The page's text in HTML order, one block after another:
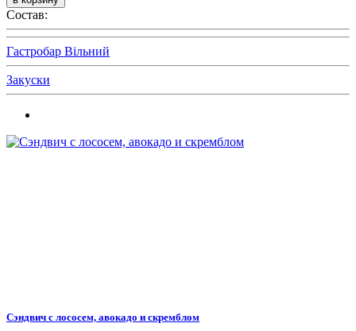
Состав:
Гастробар Вільний
Закуски
Сэндвич с лососем, авокадо и скремблом